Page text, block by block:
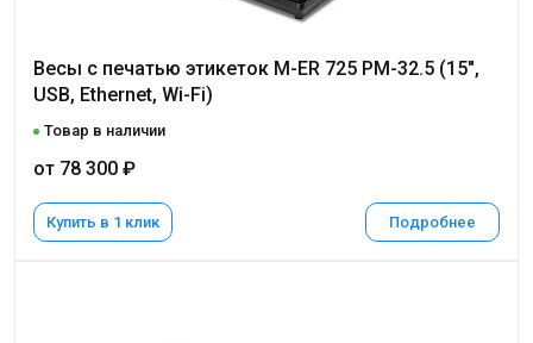
Весы с печатью этикеток M-ER 725 PM-32.5 (15",
USB, Ethernet, Wi-Fi)
Товар в наличии
от 78 300 ₽
Купить в 1 клик Подробнее